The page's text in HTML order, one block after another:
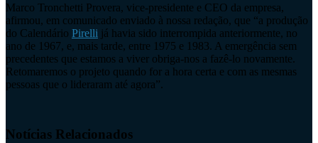
Marco Tronchetti Provera, vice-presidente e CEO da empresa,
afirmou, em comunicado enviado à nossa redação, que “a produção
do Calendário Pirelli já havia sido interrompida anteriormente, no
ano de 1967, e, mais tarde, entre 1975 e 1983. A emergência sem
precedentes que estamos a viver obriga-nos a fazê-lo novamente.
Retomaremos o projeto quando for a hora certa e com as mesmas
pessoas que o lideraram até agora”.
Notícias Relacionados